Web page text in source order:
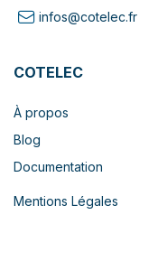
infos@cotelec.fr
COTELEC
À propos
Blog
Documentation
Mentions Légales